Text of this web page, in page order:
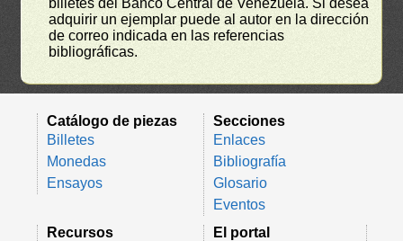
adquirir un ejemplar puede al autor en la dirección
de correo indicada en las referencias
bibliográficas.
Catálogo de piezas
Billetes
Monedas
Ensayos
Secciones
Enlaces
Bibliografía
Glosario
Eventos
Recursos
El portal